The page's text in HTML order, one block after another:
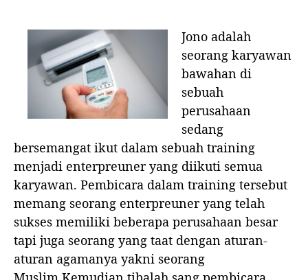
a
s
a
r
t
i
k
e
a
e
a
a
r
l
a
p
a
h
B
u
r
u
m
Jono adalah
seorang karyawan
bawahan di
sebuah
perusahaan
sedang
bersemangat ikut dalam sebuah training
menjadi enterpreuner yang diikuti semua
karyawan. Pembicara dalam training tersebut
memang seorang enterpreuner yang telah
sukses memiliki beberapa perusahaan besar
tapi juga seorang yang taat dengan aturan-
aturan agamanya yakni seorang